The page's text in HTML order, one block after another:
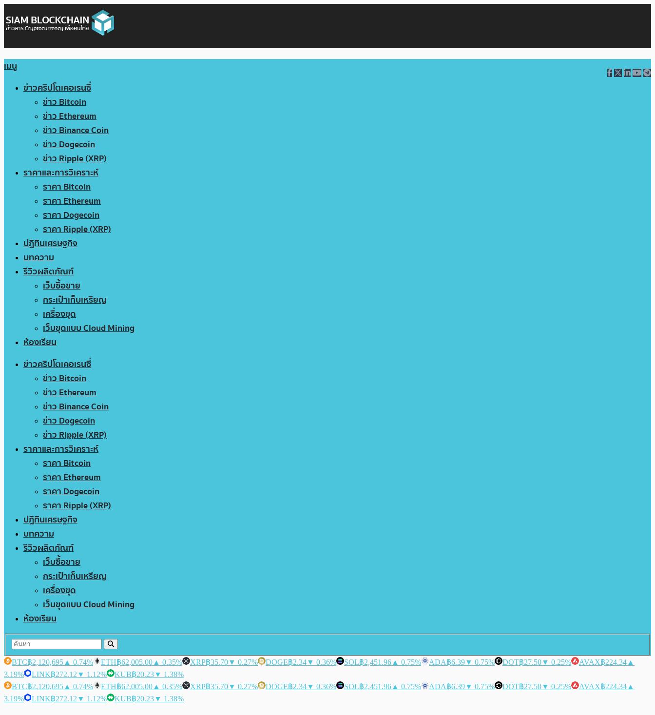
เมนู
ข่าวคริปโตเคอเรนซี่
ข่าว Bitcoin
ข่าว Ethereum
ข่าว Binance Coin
ข่าว Dogecoin
ข่าว Ripple (XRP)
ราคาและการวิเคราะห์
ราคา Bitcoin
ราคา Ethereum
ราคา Dogecoin
ราคา Ripple (XRP)
ปฏิทินเศรษฐกิจ
บทความ
รีวิวผลิตภัณฑ์
เว็บซื้อขาย
กระเป๋าเก็บเหรียญ
เครื่องขุด
เว็บขุดแบบ Cloud Mining
ห้องเรียน
ข่าวคริปโตเคอเรนซี่
ข่าว Bitcoin
ข่าว Ethereum
ข่าว Binance Coin
ข่าว Dogecoin
ข่าว Ripple (XRP)
ราคาและการวิเคราะห์
ราคา Bitcoin
ราคา Ethereum
ราคา Dogecoin
ราคา Ripple (XRP)
ปฏิทินเศรษฐกิจ
บทความ
รีวิวผลิตภัณฑ์
เว็บซื้อขาย
กระเป๋าเก็บเหรียญ
เครื่องขุด
เว็บขุดแบบ Cloud Mining
ห้องเรียน
BTC฿2,120,695 ▲ 0.74% ETH฿62,005.00 ▲ 0.35% XRP฿35.70▼ 0.27% DOGE฿2.34▼ 0.36% SOL฿2,451.96 ▲ 0.75% ADA฿6.39▼ 0.75% DOT฿27.50▼ 0.25% AVAX฿224.34 ▲
3.19%
LINK฿272.12 ▼ 1.12% KUB฿20.23▼ 1.38%
BTC฿2,120,695 ▲ 0.74% ETH฿62,005.00 ▲ 0.35% XRP฿35.70▼ 0.27% DOGE฿2.34▼ 0.36% SOL฿2,451.96 ▲ 0.75% ADA฿6.39▼ 0.75% DOT฿27.50▼ 0.25% AVAX฿224.34 ▲
3.19%
LINK฿272.12 ▼ 1.12% KUB฿20.23▼ 1.38%